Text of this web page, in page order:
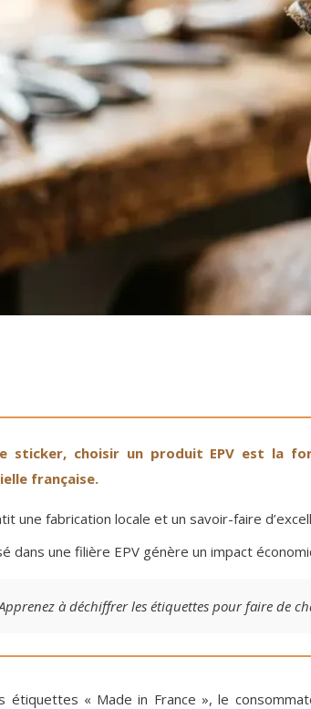
sticker, choisir un produit EPV est la
française.
une fabrication locale et un savoir-faire
dans une filière EPV génère un impact
à déchiffrer les étiquettes pour faire de
étiquettes « Made in France », le